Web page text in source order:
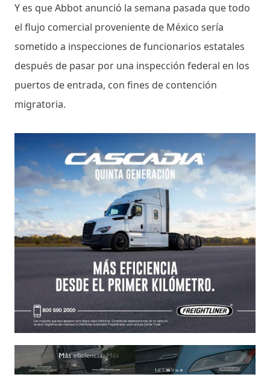
Y es que Abbot anunció la semana pasada que todo
el flujo comercial proveniente de México sería
sometido a inspecciones de funcionarios estatales
después de pasar por una inspección federal en los
puertos de entrada, con fines de contención
migratoria.